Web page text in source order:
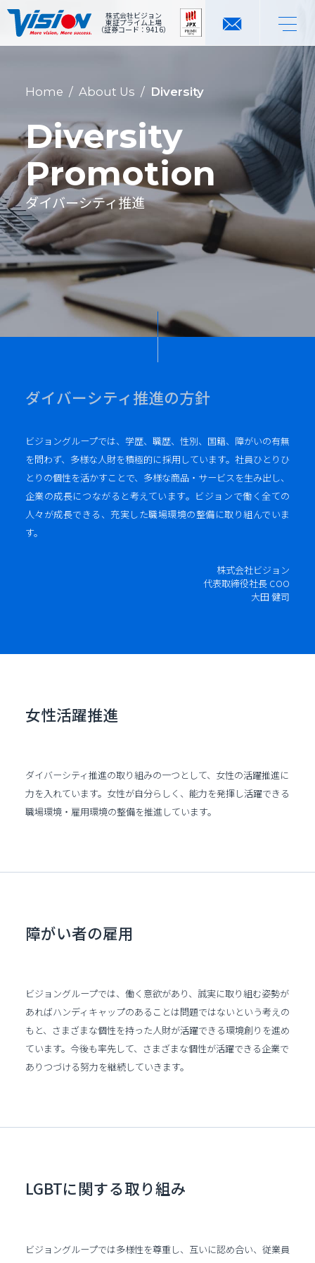
株式会社ビジョン
東証プライム上場
（証券コード：9416）
Home / About Us / Diversity
Diversity
Promotion
ダイバーシティ推進
ダイバーシティ推進の方針
ビジョングループでは、学歴、職歴、性別、国籍、障がいの有無
を問わず、多様な人財を積極的に採用しています。社員ひとりひ
とりの個性を活かすことで、多様な商品・サービスを生み出し、
企業の成長につながると考えています。ビジョンで働く全ての
人々が成長できる、充実した職場環境の整備に取り組んでいま
す。
株式会社ビジョン
代表取締役社長 COO
大田 健司
女性活躍推進
ダイバーシティ推進の取り組みの一つとして、女性の活躍推進に
力を入れています。女性が自分らしく、能力を発揮し活躍できる
職場環境・雇用環境の整備を推進しています。
障がい者の雇用
ビジョングループでは、働く意欲があり、誠実に取り組む姿勢が
あればハンディキャップのあることは問題ではないという考えの
もと、さまざまな個性を持った人財が活躍できる環境創りを進め
ています。今後も率先して、さまざまな個性が活躍できる企業で
ありつづける努力を継続していきます。
LGBTに関する取り組み
ビジョングループでは多様性を尊重し、互いに認め合い、従業員